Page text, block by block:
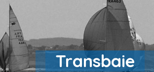
Transbaie